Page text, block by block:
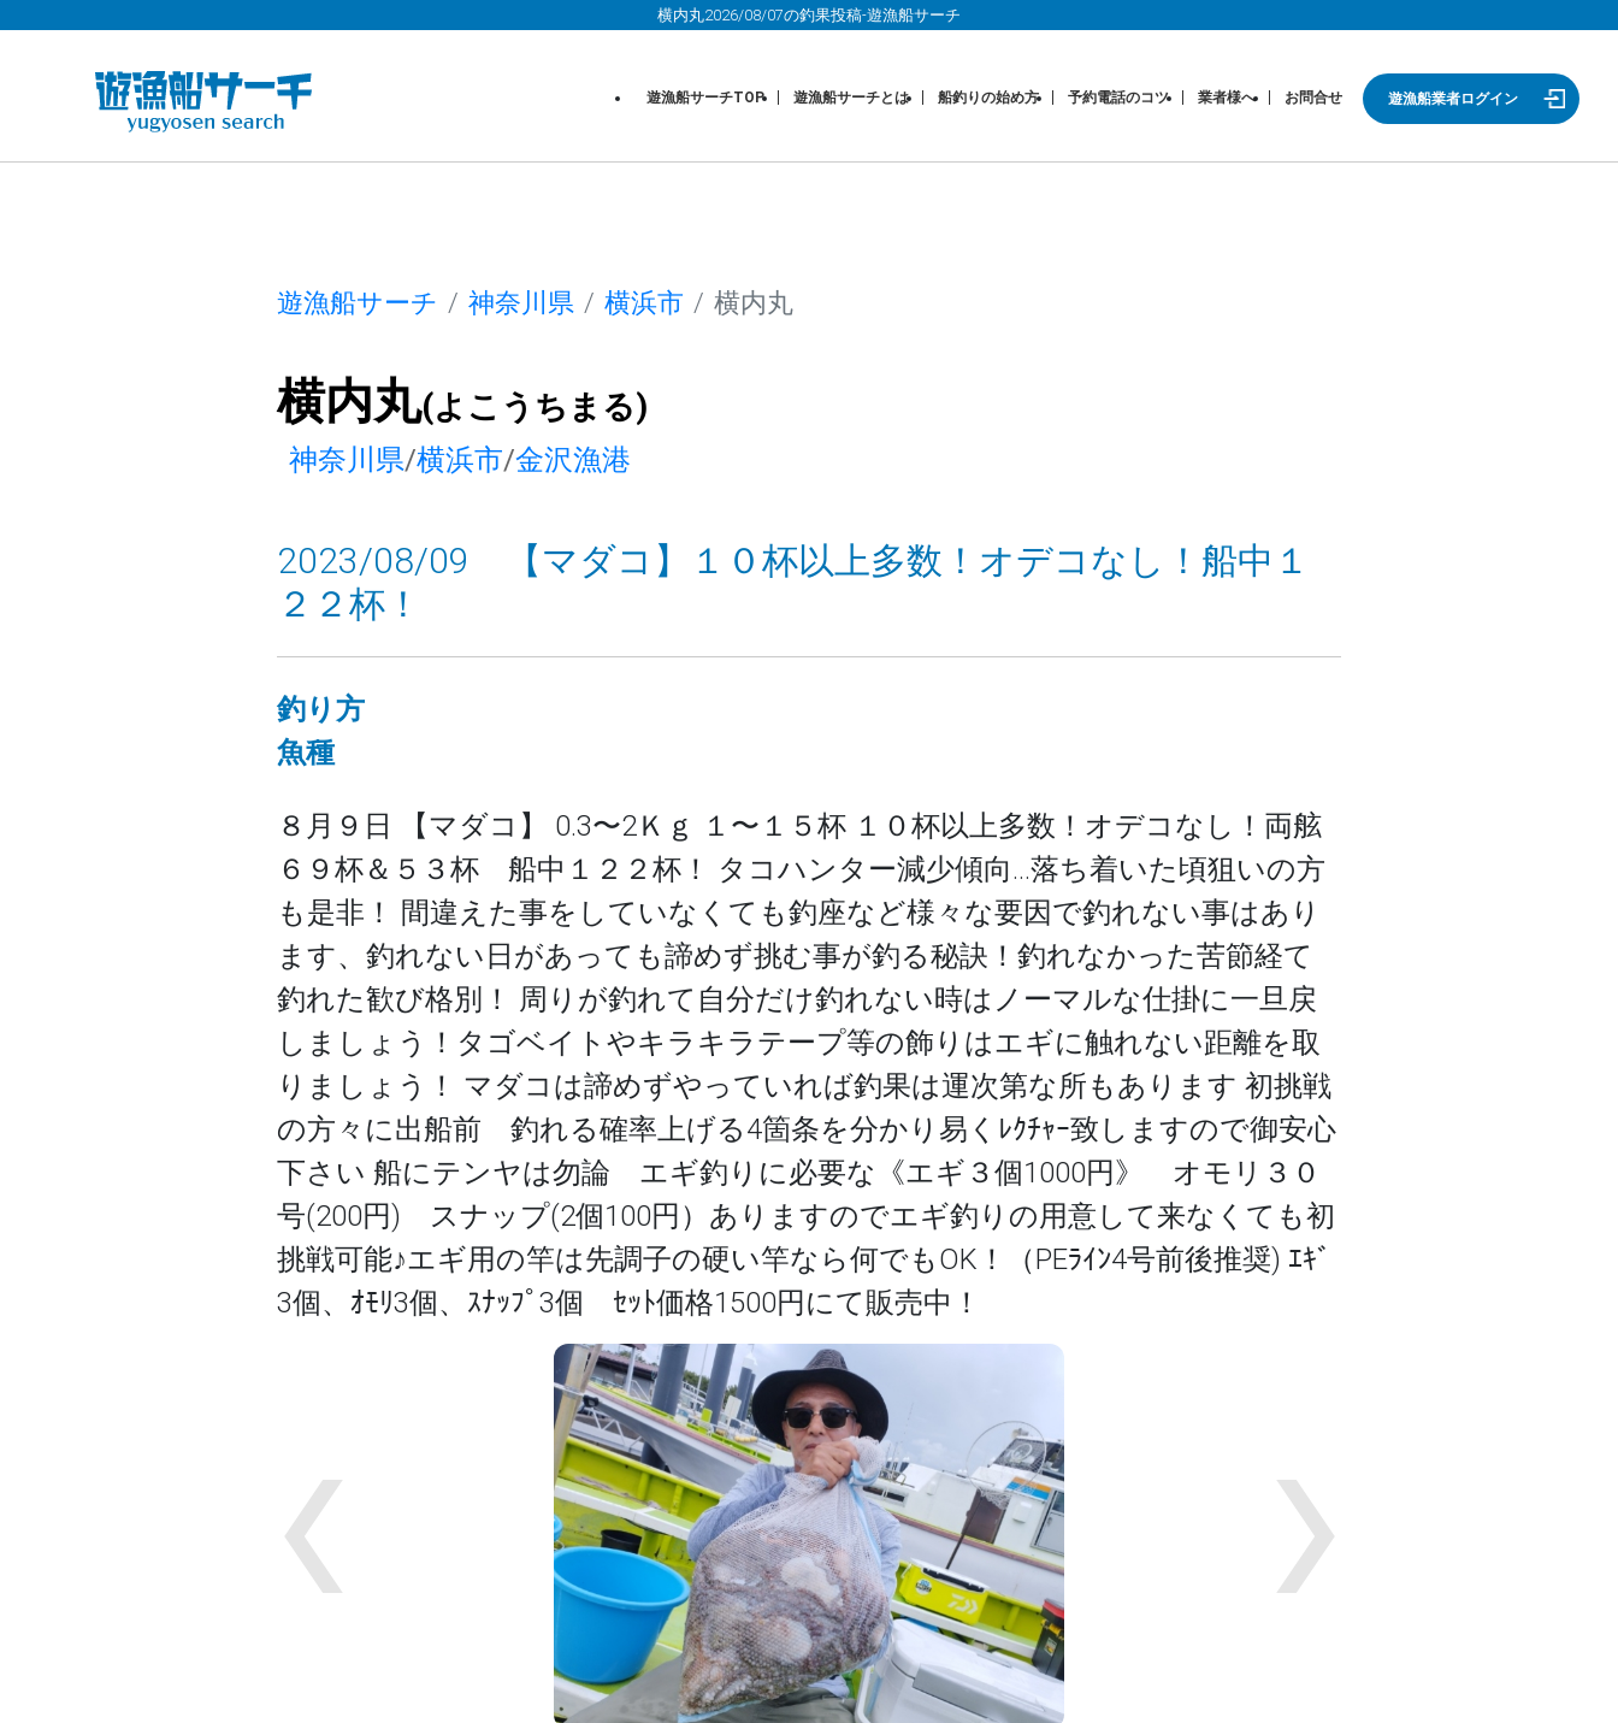
横内丸2026/08/07の釣果投稿-遊漁船サーチ
遊漁船サーチTOP 遊漁船サーチとは 船釣りの始め方 予約電話のコツ 業者様へ お問合せ 遊漁船業者ログイン
遊漁船サーチ 神奈川県 横浜市 横内丸
横内丸(よこうちまる)
神奈川県/横浜市/金沢漁港
2023/08/09 【マダコ】１０杯以上多数！オデコなし！船中１
２２杯！
釣り方
魚種
８月９日 【マダコ】 0.3〜2Ｋｇ １〜１５杯 １０杯以上多数！オデコなし！両舷
６９杯＆５３杯 船中１２２杯！ タコハンター減少傾向…落ち着いた頃狙いの方
も是非！ 間違えた事をしていなくても釣座など様々な要因で釣れない事はあり
ます、釣れない日があっても諦めず挑む事が釣る秘訣！釣れなかった苦節経て
釣れた歓び格別！ 周りが釣れて自分だけ釣れない時はノーマルな仕掛に一旦戻
しましょう！タゴベイトやキラキラテープ等の飾りはエギに触れない距離を取
りましょう！ マダコは諦めずやっていれば釣果は運次第な所もあります 初挑戦
の方々に出船前 釣れる確率上げる4箇条を分かり易くﾚｸﾁｬｰ致しますので御安心
下さい 船にテンヤは勿論 エギ釣りに必要な《エギ３個1000円》 オモリ３０
号(200円) スナップ(2個100円）ありますのでエギ釣りの用意して来なくても初
挑戦可能♪エギ用の竿は先調子の硬い竿なら何でもOK！（PEﾗｲﾝ4号前後推奨) ｴｷﾞ
3個、ｵﾓﾘ3個、ｽﾅｯﾌﾟ3個 ｾｯﾄ価格1500円にて販売中！
Previous Next